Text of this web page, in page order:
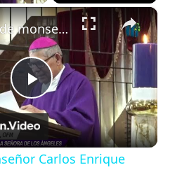
×
Play
Video
Homilía de monseñor Carlos Enrique Herrera el Miércoles de Ceniza 18 de febrero de 2026 en Guatemala
Carlos Enrique